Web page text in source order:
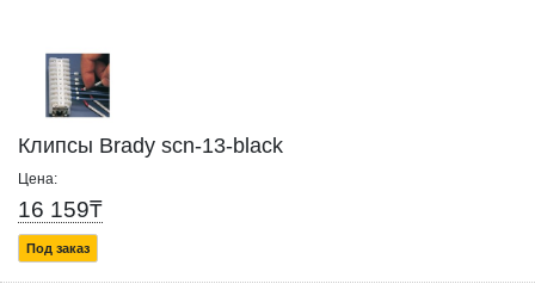
Клипсы Brady scn-13-black
Цена:
16 159₸
Под заказ